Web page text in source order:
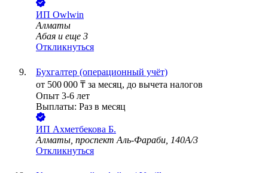
ИП Owlwin
Алматы
Абая и еще 3
Откликнуться
Бухгалтер (операционный учёт)
от 500 000 ₸ за месяц, до вычета налогов
Опыт 3-6 лет
Выплаты: Раз в месяц
ИП Ахметбекова Б.
Алматы, проспект Аль-Фараби, 140А/3
Откликнуться